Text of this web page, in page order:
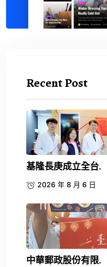
Recent Post
基隆長庚成立全台.
2026 年 8 月 6 日
中華郵政股份有限.